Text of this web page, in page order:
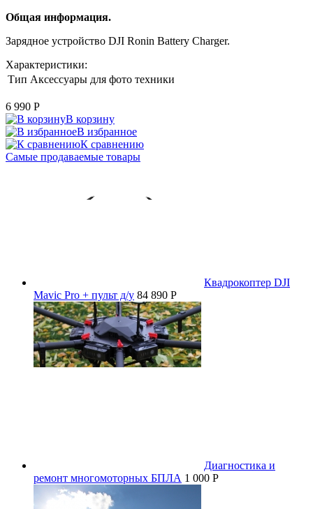
Общая информация.
Зарядное устройство DJI Ronin Battery Charger.
Характеристики:
Тип Аксессуары для фото техники
6 990 P
В корзину
В избранное
К сравнению
Самые продаваемые товары
Квадрокоптер DJI
Mavic Pro + пульт д/у 84 890 P
Диагностика и
ремонт многомоторных БПЛА 1 000 P